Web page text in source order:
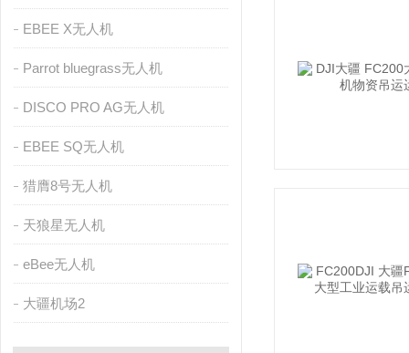
EBEE X无人机
Parrot bluegrass无人机
DISCO PRO AG无人机
EBEE SQ无人机
猎膺8号无人机
天狼星无人机
eBee无人机
大疆机场2